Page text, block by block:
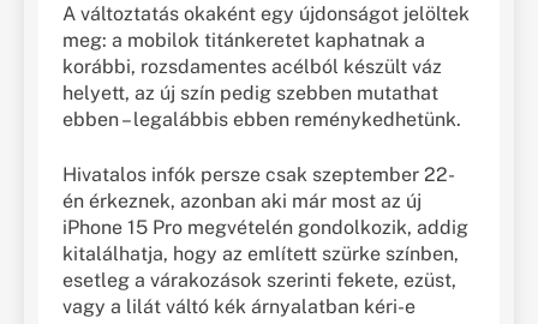
A változtatás okaként egy újdonságot jelöltek
meg: a mobilok titánkeretet kaphatnak a
korábbi, rozsdamentes acélból készült váz
helyett, az új szín pedig szebben mutathat
ebben – legalábbis ebben reménykedhetünk.
Hivatalos infók persze csak szeptember 22-
én érkeznek, azonban aki már most az új
iPhone 15 Pro megvételén gondolkozik, addig
kitalálhatja, hogy az említett szürke színben,
esetleg a várakozások szerinti fekete, ezüst,
vagy a lilát váltó kék árnyalatban kéri-e